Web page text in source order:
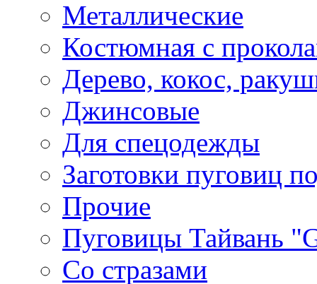
Металлические
Костюмная с
Дерево, кокос,
Джинсовые
Для спецодежды
Заготовки пуговиц
Прочие
Пуговицы Тайвань
Со стразами